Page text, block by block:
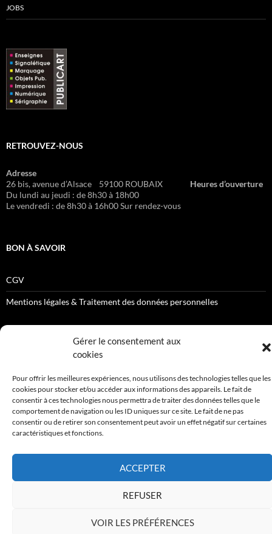
Gérer le consentement aux
cookies
Pour offrir les meilleures expériences, nous utilisons des technologies telles que les
cookies pour stocker et/ou accéder aux informations des appareils. Le fait de
consentir à ces technologies nous permettra de traiter des données telles que le
comportement de navigation ou les ID uniques sur ce site. Le fait de ne pas
consentir ou de retirer son consentement peut avoir un effet négatif sur certaines
caractéristiques et fonctions.
ACCEPTER
REFUSER
VOIR LES PRÉFÉRENCES
JOBS
RETROUVEZ-NOUS
Adresse
26 bis, avenue d’Alsace 59100 ROUBAIX Heures d’ouverture
Du lundi au jeudi : de 8h30 à 18h00
Le vendredi : de 8h30 à 16h00 Sur rendez-vous
BON À SAVOIR
CGV
Mentions légales & Traitement des données personnelles
NOS DEVIS SONT GRATUITS
Mentions légales & Traitement des données personnelles